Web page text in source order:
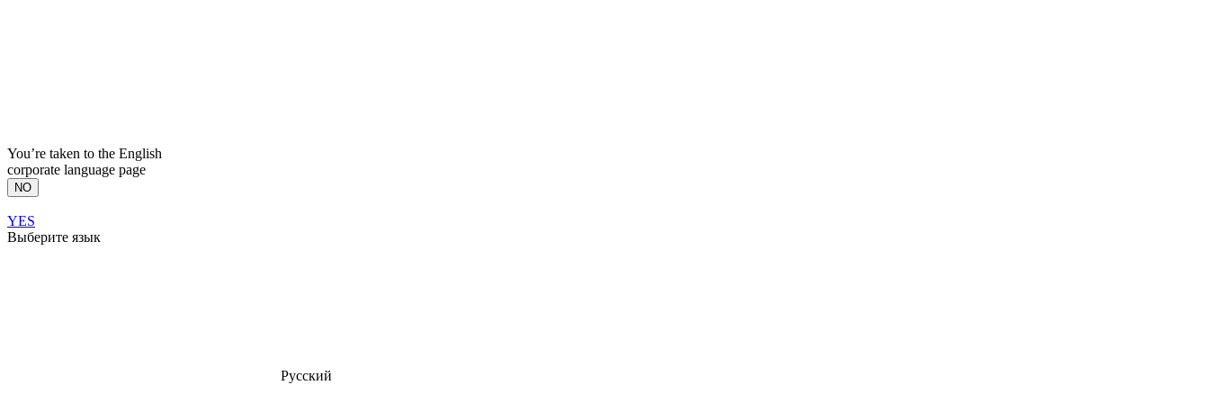
You’re taken to the English
corporate language page
NO
YES
Выберите язык
Русский